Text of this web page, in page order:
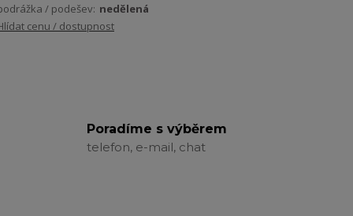
/ podešev: nedělená
cenu / dostupnost
Poradíme s výběrem
telefon, e-mail, chat